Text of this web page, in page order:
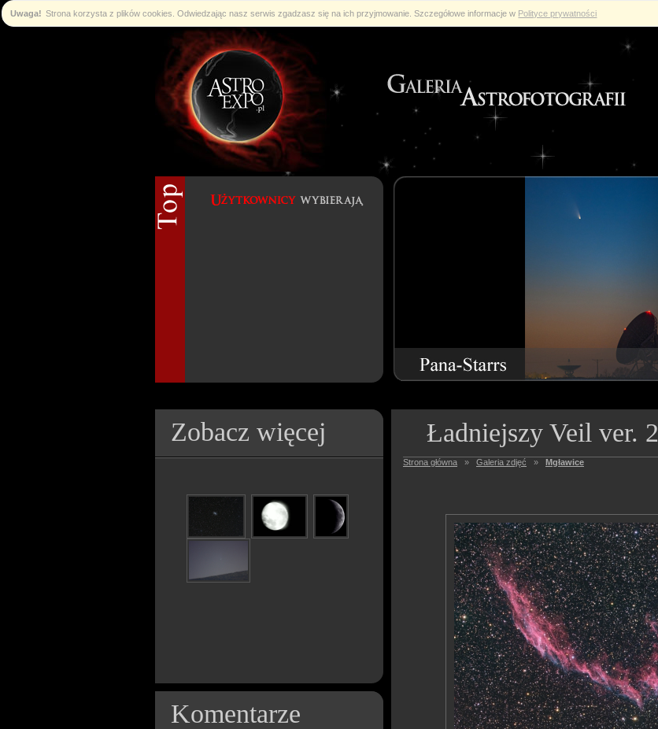
Uwaga! Strona korzysta z plików cookies. Odwiedzając nasz serwis zgadzasz się na ich przyjmowanie. Szczegółowe informacje w Polityce prywatności
Zobacz więcej
Komentarze
Ładniejszy Veil ver. 2
Strona główna » Galeria zdjęć » Mgławice